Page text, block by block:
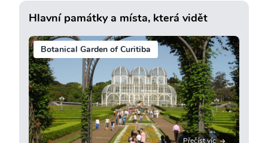
Hlavní památky a místa, která vidět
Botanical Garden of Curitiba
Přečíst víc